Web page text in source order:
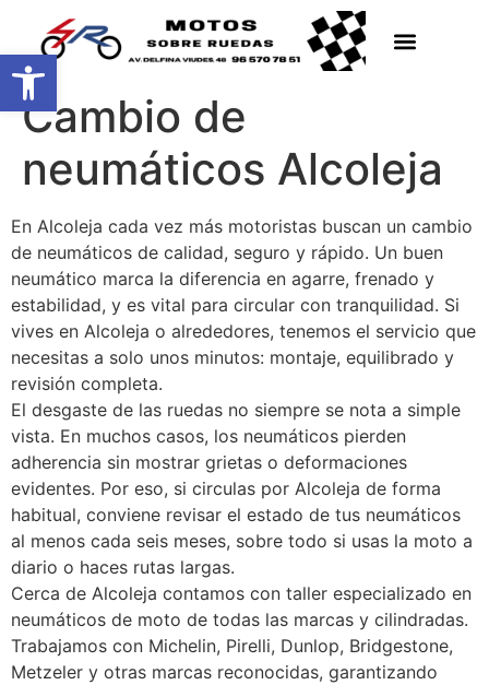
Abrir barra de herramientas
Cambio de
neumáticos Alcoleja
En Alcoleja cada vez más motoristas buscan un cambio
de neumáticos de calidad, seguro y rápido. Un buen
neumático marca la diferencia en agarre, frenado y
estabilidad, y es vital para circular con tranquilidad. Si
vives en Alcoleja o alrededores, tenemos el servicio que
necesitas a solo unos minutos: montaje, equilibrado y
revisión completa.
El desgaste de las ruedas no siempre se nota a simple
vista. En muchos casos, los neumáticos pierden
adherencia sin mostrar grietas o deformaciones
evidentes. Por eso, si circulas por Alcoleja de forma
habitual, conviene revisar el estado de tus neumáticos
al menos cada seis meses, sobre todo si usas la moto a
diario o haces rutas largas.
Cerca de Alcoleja contamos con taller especializado en
neumáticos de moto de todas las marcas y cilindradas.
Trabajamos con Michelin, Pirelli, Dunlop, Bridgestone,
Metzeler y otras marcas reconocidas, garantizando